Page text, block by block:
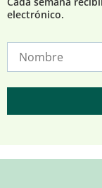
electrónico.